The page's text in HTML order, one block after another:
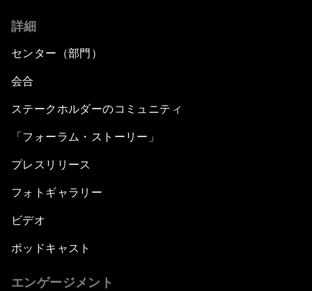
詳細
センター（部門）
会合
ステークホルダーのコミュニティ
「フォーラム・ストーリー」
プレスリリース
フォトギャラリー
ビデオ
ポッドキャスト
エンゲージメント